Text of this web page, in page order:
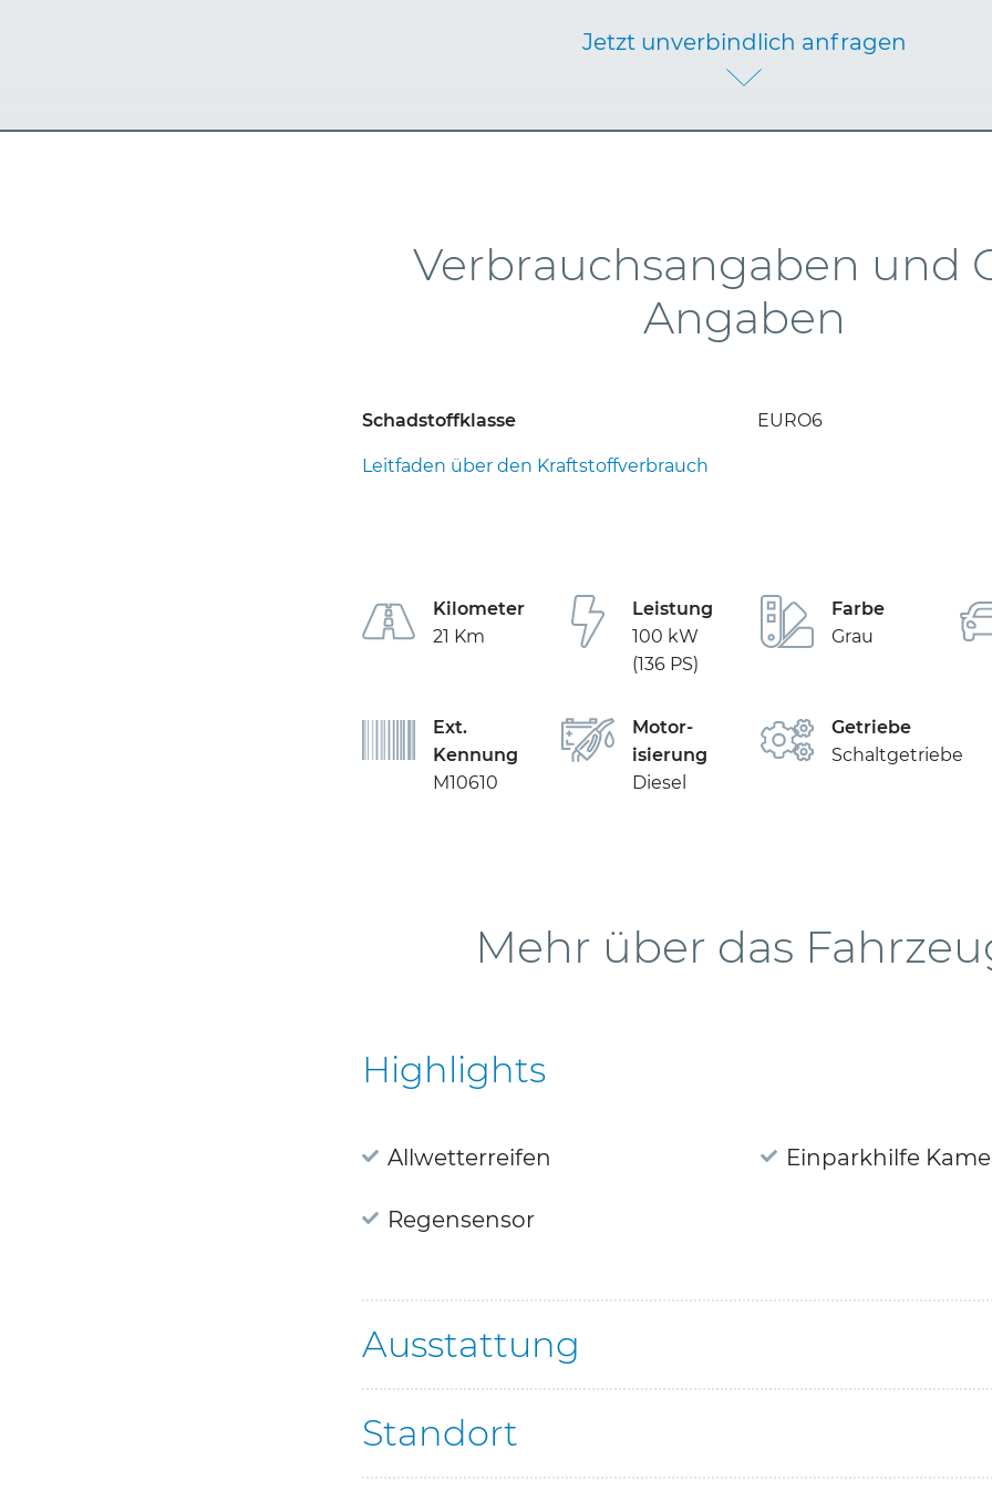
Jetzt unverbindlich anfragen
Verbrauchsangaben und
Angaben
Schadstoffklasse EURO6
Leitfaden über den Kraftstoffverbrauch
Kilometer
21 Km
Leistung
100 kW
(136 PS)
Farbe
Grau
Ext.
Kennung
M10610
Motor­
isierung
Diesel
Getriebe
Schaltgetriebe
Mehr über das
Highlights
Allwetterreifen Einparkhilfe
Regensensor
Ausstattung
Standort